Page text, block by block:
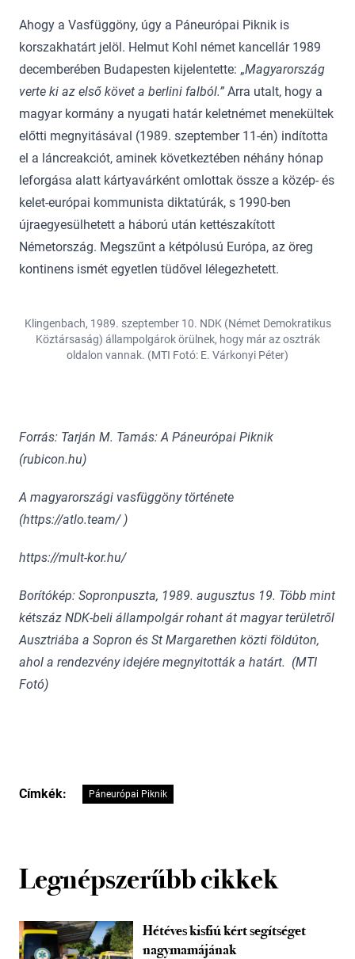
Ahogy a Vasfüggöny, úgy a Páneurópai Piknik is
korszakhatárt jelöl. Helmut Kohl német kancellár 1989
decemberében Budapesten kijelentette: „Magyarország
verte ki az első követ a berlini falból.” Arra utalt, hogy a
magyar kormány a nyugati határ keletnémet menekültek
előtti megnyitásával (1989. szeptember 11-én) indította
el a lánc­reakciót, aminek következtében néhány hónap
leforgása alatt kártyavárként omlottak össze a közép- és
kelet-európai kommunista diktatúrák, s 1990-ben
újraegyesülhetett a háború után kettészakított
Németország. Megszűnt a kétpólusú Európa, az öreg
kontinens ismét egyetlen tüdővel lélegezhetett.
Klingenbach, 1989. szeptember 10. NDK (Német Demokratikus
Köztársaság) állampolgárok örülnek, hogy már az osztrák
oldalon vannak. (MTI Fotó: E. Várkonyi Péter)
Forrás: Tarján M. Tamás: A Páneurópai Piknik
(rubicon.hu)
A magyarországi vasfüggöny története
(https://atlo.team/ )
https://mult-kor.hu/
Borítókép: Sopronpuszta, 1989. augusztus 19. Több mint
kétszáz NDK-beli állampolgár rohant át magyar területről
Ausztriába a Sopron és St Margarethen közti földúton,
ahol a rendezvény idejére megnyitották a határt. (MTI
Fotó)
Címkék: Páneurópai Piknik
Legnépszerűbb cikkek
Hétéves kisfiú kért segítséget
nagymamájának